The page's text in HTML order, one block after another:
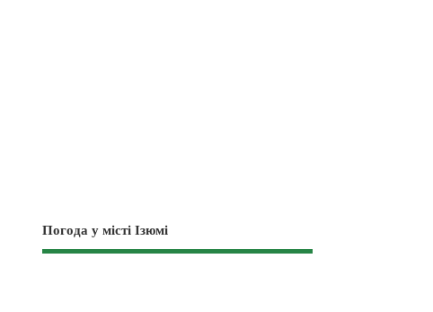
Погода у місті Ізюмі